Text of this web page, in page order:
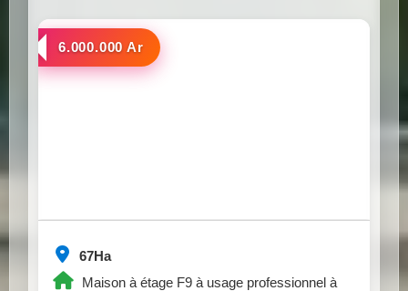
67Ha
Maison à étage F9 à usage professionnel à
a louer
6.000.000 Ar